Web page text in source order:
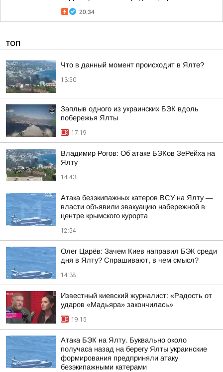
20:34
ТОП
Что в данный момент происходит в Ялте?
13:50
Заплыв одного из украинских БЭК вдоль
побережья Ялты
17:19
Владимир Рогов: Об атаке БЭКов ЗеРейха на
Ялту
14:43
Атака безэкипажных катеров ВСУ на Ялту —
власти объявили эвакуацию набережной в
центре крымского курорта
12:54
Олег Царёв: Зачем Киев направил БЭК среди
дня в Ялту? Спрашивают, в чем смысл?
14:38
Известный киевский журналист: «Радость от
ударов «Мадьяра» закончилась»
19:15
Атака БЭК на Ялту. Буквально около
получаса назад на берегу Ялты украинские
формирования предприняли атаку
безэкипажными катерами